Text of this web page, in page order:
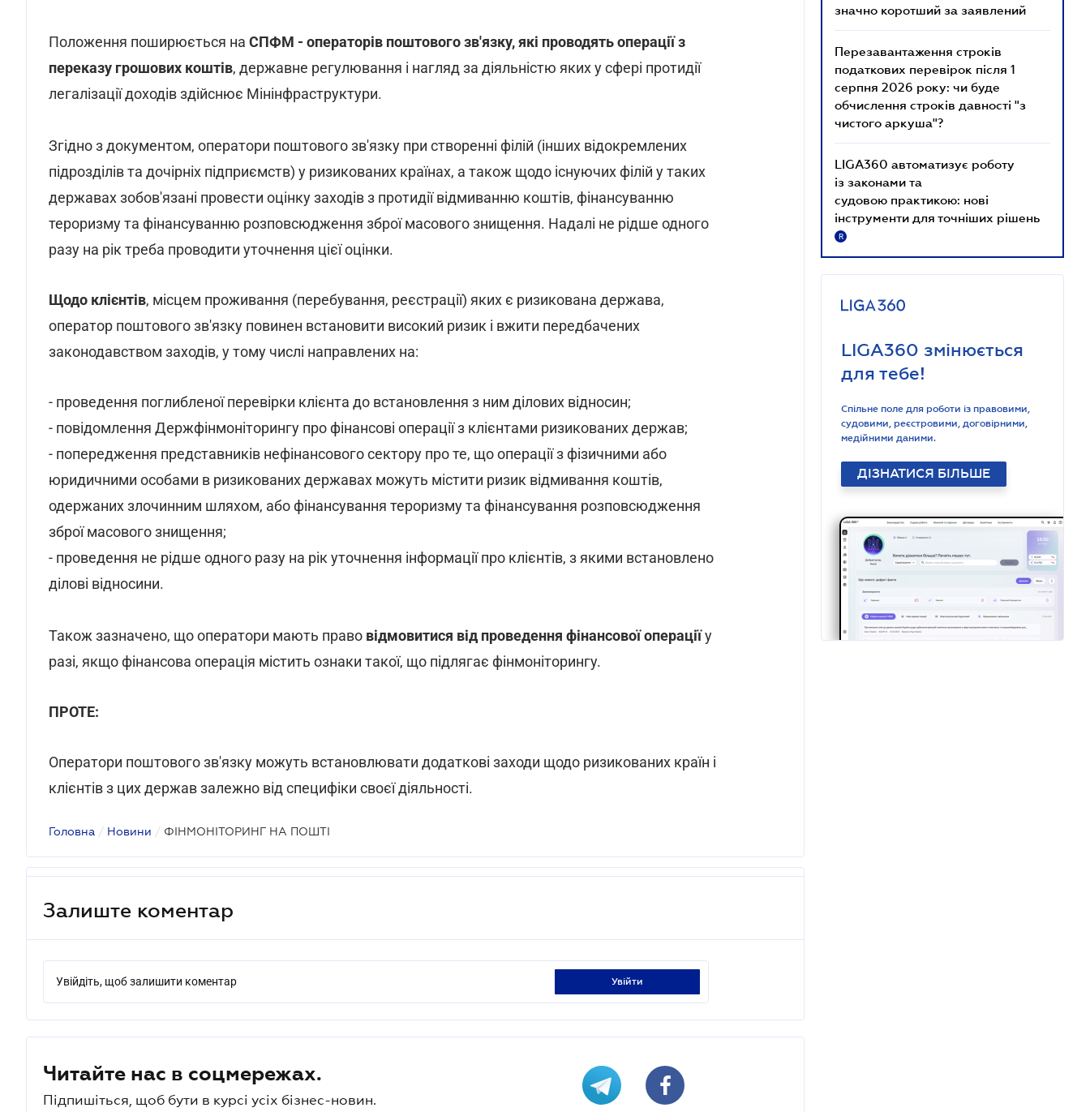
Положення поширюється на СПФМ - операторів поштового зв'язку, які проводять операції з
переказу грошових коштів, державне регулювання і нагляд за діяльністю яких у сфері протидії
легалізації доходів здійснює Мінінфраструктури.
Згідно з документом, оператори поштового зв'язку при створенні філій (інших відокремлених
підрозділів та дочірніх підприємств) у ризикованих країнах, а також щодо існуючих філій у таких
державах зобов'язані провести оцінку заходів з протидії відмиванню коштів, фінансуванню
тероризму та фінансуванню розповсюдження зброї масового знищення. Надалі не рідше одного
разу на рік треба проводити уточнення цієї оцінки.
Щодо клієнтів, місцем проживання (перебування, реєстрації) яких є ризикована держава,
оператор поштового зв'язку повинен встановити високий ризик і вжити передбачених
законодавством заходів, у тому числі направлених на:
- проведення поглибленої перевірки клієнта до встановлення з ним ділових відносин;
- повідомлення Держфінмоніторингу про фінансові операції з клієнтами ризикованих держав;
- попередження представників нефінансового сектору про те, що операції з фізичними або
юридичними особами в ризикованих державах можуть містити ризик відмивання коштів,
одержаних злочинним шляхом, або фінансування тероризму та фінансування розповсюдження
зброї масового знищення;
- проведення не рідше одного разу на рік уточнення інформації про клієнтів, з якими встановлено
ділові відносини.
Також зазначено, що оператори мають право відмовитися від проведення фінансової операціїу
разі, якщо фінансова операція містить ознаки такої, що підлягає фінмоніторингу.
ПРОТЕ:
Оператори поштового зв'язку можуть встановлювати додаткові заходи щодо ризикованих країн і
клієнтів з цих держав залежно від специфіки своєї діяльності.
Головна / Новини / ФІНМОНІТОРИНГ НА ПОШТІ
Залиште коментар
Увійдіть, щоб залишити коментар увійти
Читайте нас в соцмережах.
Підпишіться, щоб бути в курсі усіх бізнес-новин.
значно коротший за заявлений
Перезавантаження строків
податкових перевірок після 1
серпня 2026 року: чи буде
обчислення строків давності "з
чистого аркуша"?
LIGA360 автоматизує роботу
із законами та
судовою практикою: нові
інструменти для точніших рішень
R
LIGA360 змінюється
для тебе!
Спільне поле для роботи із правовими,
судовими, реєстровими, договірними,
медійними даними.
ДІЗНАТИСЯ БІЛЬШЕ